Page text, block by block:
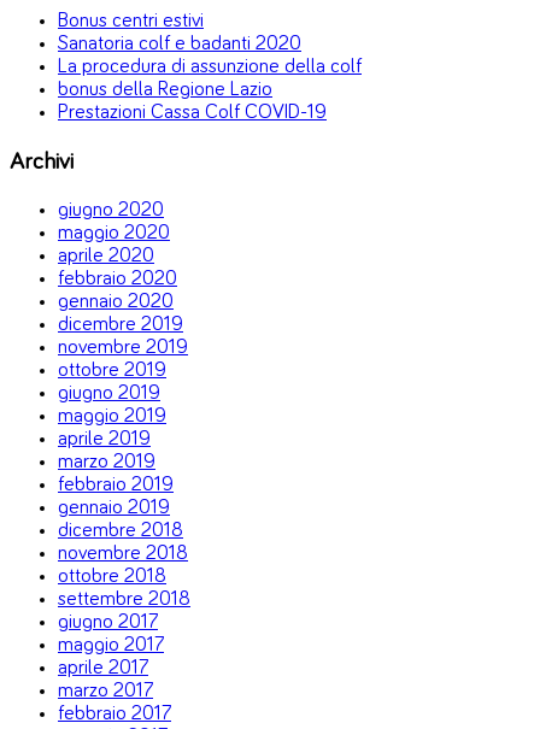
Bonus centri estivi
Sanatoria colf e badanti 2020
La procedura di assunzione della colf
bonus della Regione Lazio
Prestazioni Cassa Colf COVID-19
Archivi
giugno 2020
maggio 2020
aprile 2020
febbraio 2020
gennaio 2020
dicembre 2019
novembre 2019
ottobre 2019
giugno 2019
maggio 2019
aprile 2019
marzo 2019
febbraio 2019
gennaio 2019
dicembre 2018
novembre 2018
ottobre 2018
settembre 2018
giugno 2017
maggio 2017
aprile 2017
marzo 2017
febbraio 2017